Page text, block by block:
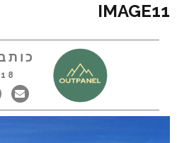
IMAGE11